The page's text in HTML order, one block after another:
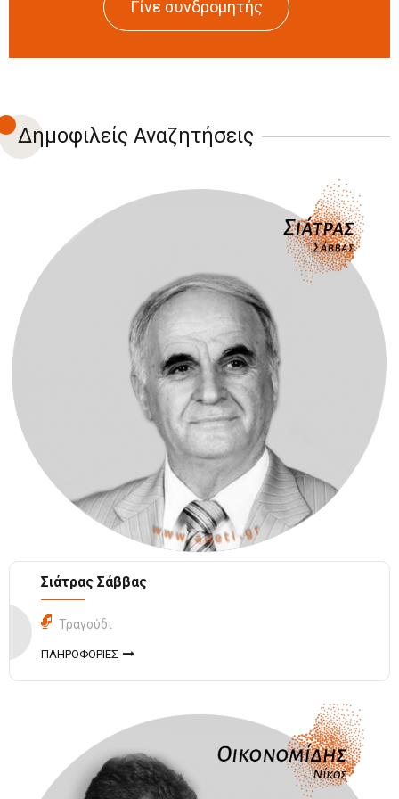
Γίνε συνδρομητής
Δημοφιλείς Αναζητήσεις
Σιάτρας Σάββας
Τραγούδι
ΠΛΗΡΟΦΟΡΙΕΣ